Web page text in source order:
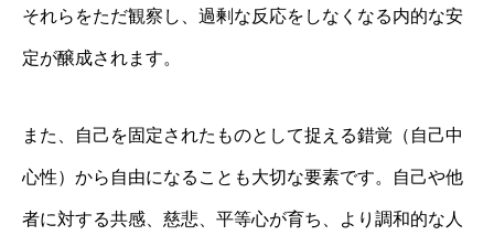
それらをただ観察し、過剰な反応をしなくなる内的な安
定が醸成されます。
また、自己を固定されたものとして捉える錯覚（自己中
心性）から自由になることも大切な要素です。自己や他
者に対する共感、慈悲、平等心が育ち、より調和的な人